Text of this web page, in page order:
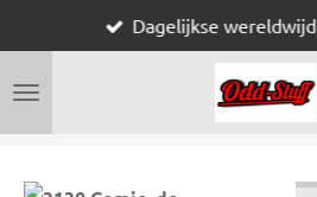
naar
Dagelijkse